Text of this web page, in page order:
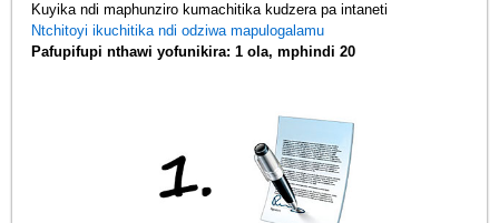
Kuyika ndi maphunziro kumachitika kudzera pa intaneti
Ntchitoyi ikuchitika ndi odziwa mapulogalamu
Pafupifupi nthawi yofunikira: 1 ola, mphindi 20